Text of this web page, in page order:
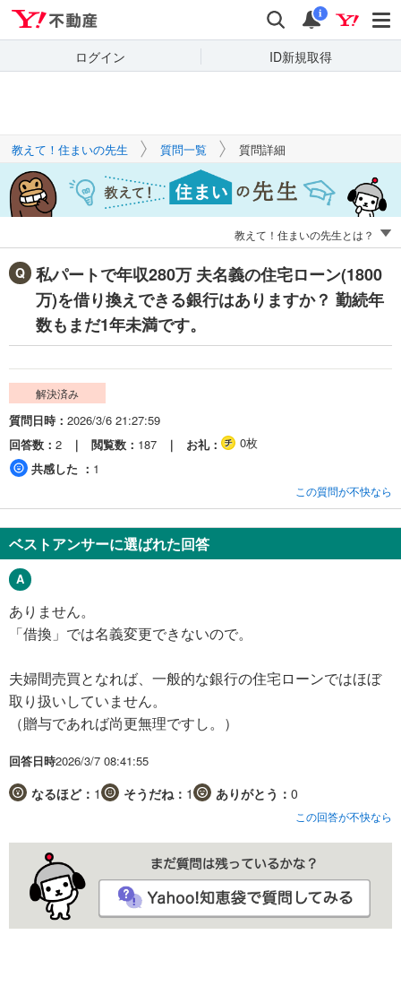
検索 通知
i
ログイン ID新規取得
キーワードで
質問を探す
教えて！住まいの先生 質問一覧 質問詳細
教えて！住まいの先生とは？
私パートで年収280万 夫名義の住宅ローン(1800
万)を借り換えできる銀行はありますか？ 勤続年
数もまだ1年未満です。
解決済み
質問日時
2026/3/6 21:27:59
回答数
2 閲覧数 187 お礼
0枚
共感した
1
この質問が不快なら
ベストアンサーに選ばれた回答
ありません。
「借換」では名義変更できないので。
夫婦間売買となれば、一般的な銀行の住宅ローンではほぼ
取り扱いしていません。
（贈与であれば尚更無理ですし。）
回答日時2026/3/7 08:41:55
なるほど： 1 そうだね： 1 ありがとう： 0
この回答が不快なら